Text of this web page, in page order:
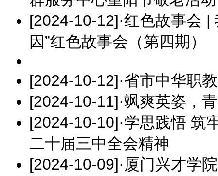
[2024-10-12]·红色故事会 |
因”红色故事会（第四期）
[2024-10-12]·省市中华职
[2024-10-11]·飒爽英姿，
[2024-10-10]·学思践悟 筑
二十届三中全会精神
[2024-10-09]· 厦门兴才学